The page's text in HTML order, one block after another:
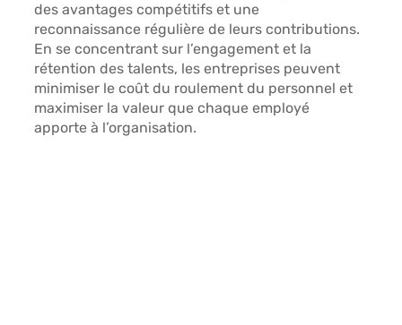
des avantages compétitifs et une
reconnaissance régulière de leurs contributions.
En se concentrant sur l’engagement et la
rétention des talents, les entreprises peuvent
minimiser le coût du roulement du personnel et
maximiser la valeur que chaque employé
apporte à l’organisation.